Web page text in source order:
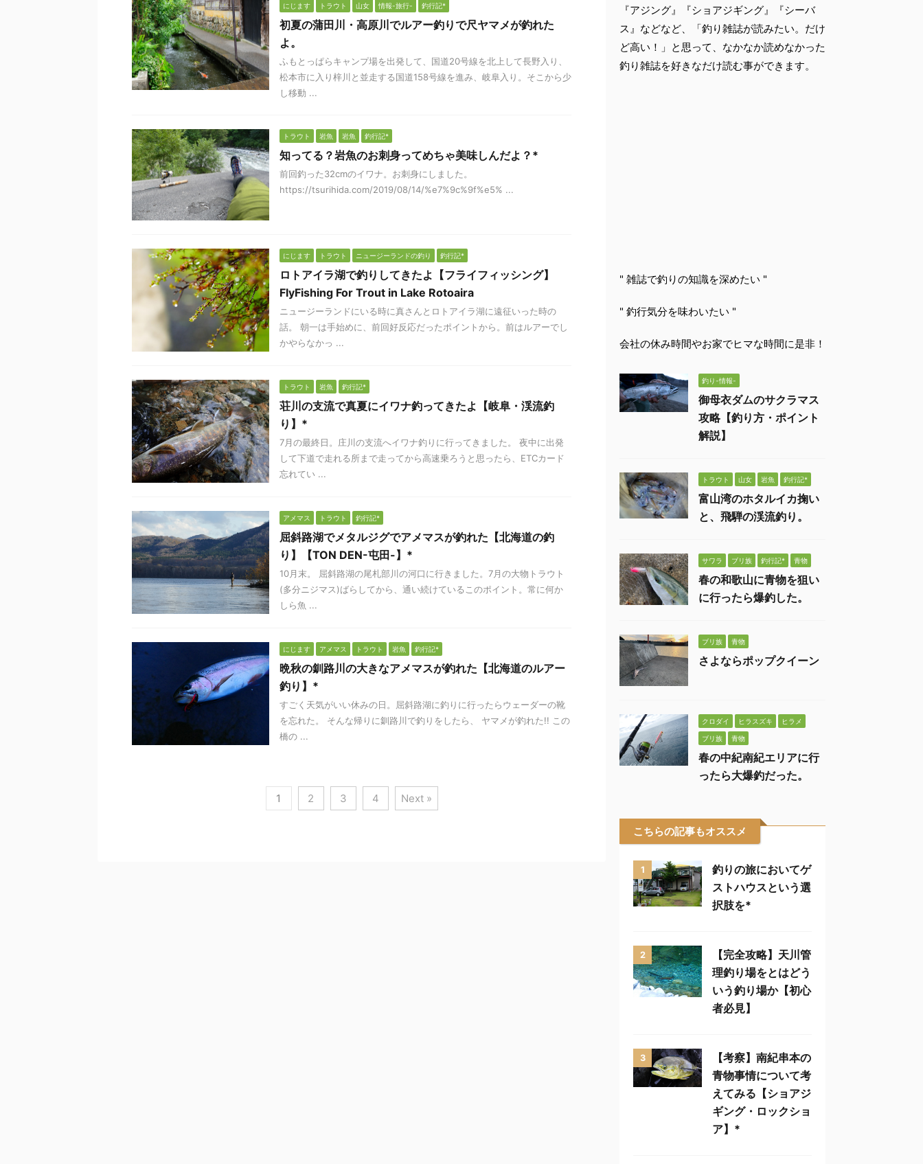
にじます トラウト 山女 情報-旅行- 釣行記*
初夏の蒲田川・高原川でルアー釣りで尺ヤマメが釣れた
よ。
ふもとっぱらキャンプ場を出発して、国道20号線を北上して長野入り、
松本市に入り梓川と並走する国道158号線を進み、岐阜入り。そこから少
し移動 ...
トラウト 岩魚 岩魚 釣行記*
知ってる？岩魚のお刺身ってめちゃ美味しんだよ？*
前回釣った32cmのイワナ。お刺身にしました。
https://tsurihida.com/2019/08/14/%e7%9c%9f%e5% ...
にじます トラウト ニュージーランドの釣り 釣行記*
ロトアイラ湖で釣りしてきたよ【フライフィッシング】
FlyFishing For Trout in Lake Rotoaira
ニュージーランドにいる時に真さんとロトアイラ湖に遠征いった時の
話。 朝一は手始めに、前回好反応だったポイントから。前はルアーでし
かやらなかっ ...
トラウト 岩魚 釣行記*
荘川の支流で真夏にイワナ釣ってきたよ【岐阜・渓流釣
り】*
7月の最終日。庄川の支流へイワナ釣りに行ってきました。 夜中に出発
して下道で走れる所まで走ってから高速乗ろうと思ったら、ETCカード
忘れてい ...
アメマス トラウト 釣行記*
屈斜路湖でメタルジグでアメマスが釣れた【北海道の釣
り】【TON DEN-屯田-】*
10月末。 屈斜路湖の尾札部川の河口に行きました。7月の大物トラウト
(多分ニジマス)ばらしてから、通い続けているこのポイント。常に何か
しら魚 ...
にじます アメマス トラウト 岩魚 釣行記*
晩秋の釧路川の大きなアメマスが釣れた【北海道のルアー
釣り】*
すごく天気がいい休みの日。屈斜路湖に釣りに行ったらウェーダーの靴
を忘れた。 そんな帰りに釧路川で釣りをしたら、 ヤマメが釣れた!! この
橋の ...
1 2 3 4 Next »
『アジング』『ショアジギング』『シーバ
ス』などなど、「釣り雑誌が読みたい。だけ
ど高い！」と思って、なかなか読めなかった
釣り雑誌を好きなだけ読む事ができます。
" 雑誌で釣りの知識を深めたい "
" 釣行気分を味わいたい "
会社の休み時間やお家でヒマな時間に是非！
釣り-情報-
御母衣ダムのサクラマス
攻略【釣り方・ポイント
解説】
トラウト 山女 岩魚 釣行記*
富山湾のホタルイカ掬い
と、飛騨の渓流釣り。
サワラ ブリ族 釣行記* 青物
春の和歌山に青物を狙い
に行ったら爆釣した。
ブリ族 青物
さよならポップクイーン
クロダイ ヒラスズキ ヒラメ
ブリ族 青物
春の中紀南紀エリアに行
ったら大爆釣だった。
こちらの記事もオススメ
1
釣りの旅においてゲ
ストハウスという選
択肢を*
2
【完全攻略】天川管
理釣り場をとはどう
いう釣り場か【初心
者必見】
3
【考察】南紀串本の
青物事情について考
えてみる【ショアジ
ギング・ロックショ
ア】*